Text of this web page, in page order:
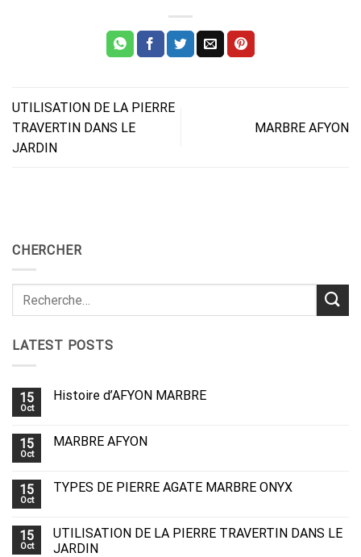
UTILISATION DE LA PIERRE
TRAVERTIN DANS LE
JARDIN
MARBRE AFYON
CHERCHER
LATEST POSTS
15
Oct
Histoire d’AFYON MARBRE
15
Oct
MARBRE AFYON
15
Oct
TYPES DE PIERRE AGATE MARBRE ONYX
15
Oct
UTILISATION DE LA PIERRE TRAVERTIN DANS LE
JARDIN